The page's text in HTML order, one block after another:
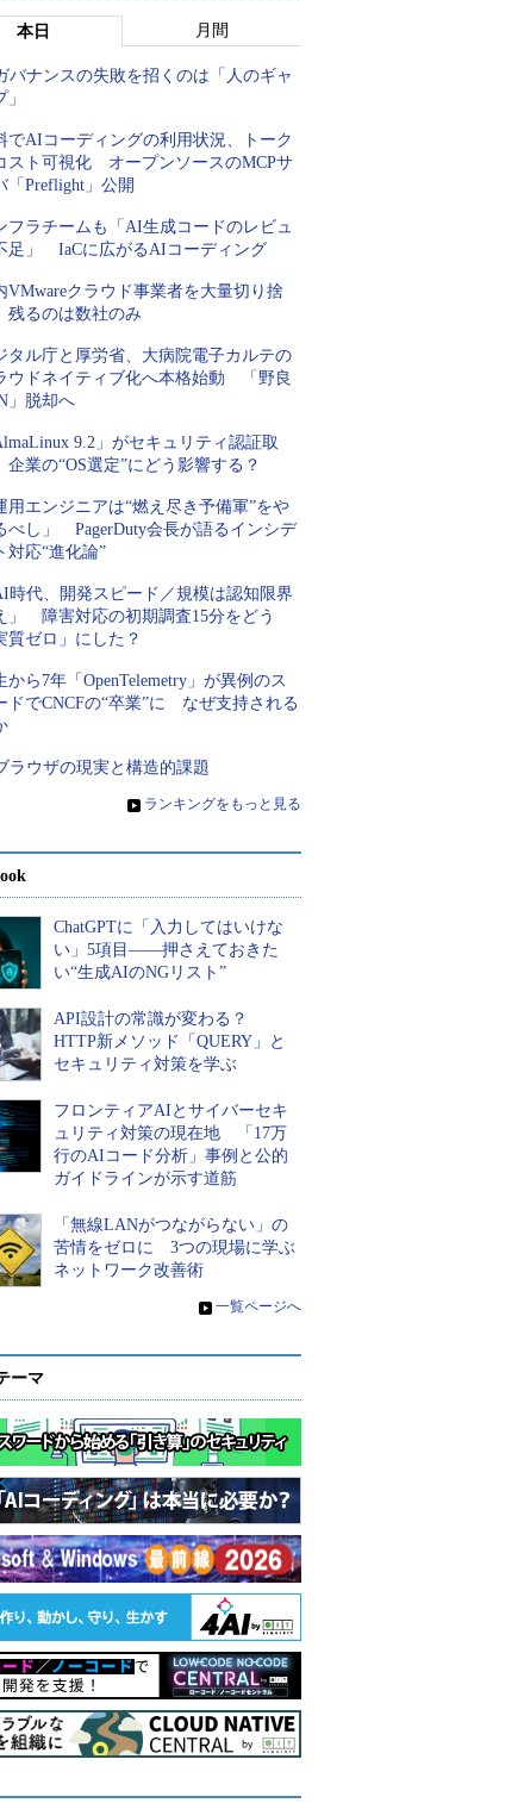
本日 月間
バナンスの失敗を招くのは「人のギャ
」
でAIコーディングの利用状況、トーク
スト可視化 オープンソースのMCPサ
「Preflight」公開
フラチームも「AI生成コードのレビュ
足」 IaCに広がるAIコーディング
VMwareクラウド事業者を大量切り捨
るのは数社のみ
タル庁と厚労省、大病院電子カルテの
ウドネイティブ化へ本格始動 「野良
」脱却へ
9.2」がセキュリティ認証取
企業の“OS選定”にどう影響する？
用エンジニアは“燃え尽き予備軍”をや
べし」 PagerDuty会長が語るインシデ
対応“進化論”
時代、開発スピード／規模は認知限界
」 障害対応の初期調査15分をどう
質ゼロ」にした？
から7年「OpenTelemetry」が異例のス
ドでCNCFの“卒業”に なぜ支持される
ラウザの現実と構造的課題
» ランキングをもっと見る
ChatGPTに「入力してはいけな
い」5項目――押さえておきた
い“生成AIのNGリスト”
API設計の常識が変わる？
HTTP新メソッド「QUERY」と
セキュリティ対策を学ぶ
フロンティアAIとサイバーセキ
ュリティ対策の現在地 「17万
行のAIコード分析」事例と公的
ガイドラインが示す道筋
「無線LANがつながらない」の
苦情をゼロに 3つの現場に学ぶ
ネットワーク改善術
» 一覧ページへ
ーマ